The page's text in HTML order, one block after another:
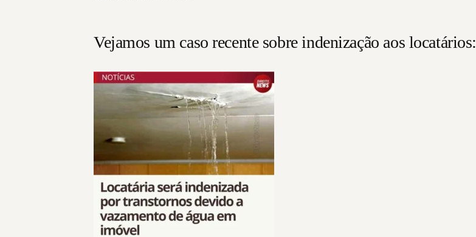
Vejamos um caso recente sobre indenização aos locatários: